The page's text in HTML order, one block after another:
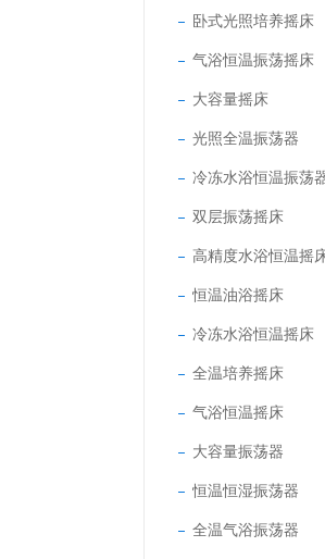
卧式光照培养摇床
气浴恒温振荡摇床
大容量摇床
光照全温振荡器
冷冻水浴恒温振荡
双层振荡摇床
高精度水浴恒温摇
恒温油浴摇床
冷冻水浴恒温摇床
全温培养摇床
气浴恒温摇床
大容量振荡器
恒温恒湿振荡器
全温气浴振荡器